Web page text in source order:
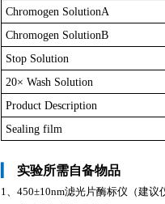
Chromogen SolutionA
Chromogen SolutionB
Stop Solution
20× Wash Solution
Product Description
Sealing film
实验所需自备物品
1、450±10nm滤光片酶标仪（建议